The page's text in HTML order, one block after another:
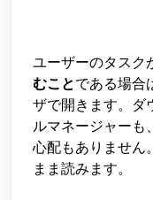
ユーザーのタスク
むことである場合
ザで開きます。ダ
ルマネージャーも
心配もありません
まま読みます。